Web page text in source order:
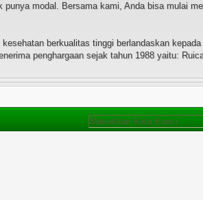
modal. Bersama kami, Anda bisa mulai
berkualitas tinggi berlandaskan
penghargaan sejak tahun 1988 yaitu: